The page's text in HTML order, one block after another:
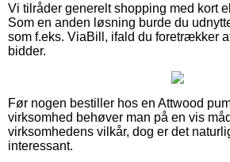
Vi tilråder generelt shopping med kort
Som en anden løsning burde du
som f.eks. ViaBill, ifald du foretrækker
bidder.
Før nogen bestiller hos en Attwood
virksomhed behøver man på en vis
virksomhedens vilkår, dog er det
interessant.